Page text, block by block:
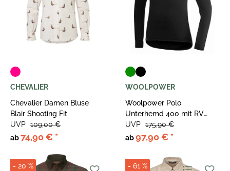
CHEVALIER
Chevalier Damen Bluse
Blair Shooting Fit
ab74,90 € *
UVP 109,00 €
WOOLPOWER
Woolpower Polo
Unterhemd 400 mit RV
Unisex
ab97,90 € *
UVP 175,90 €
- 20 % - 61 %